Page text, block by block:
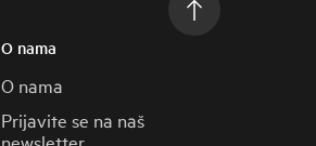
O nama
O nama
Prijavite se na naš